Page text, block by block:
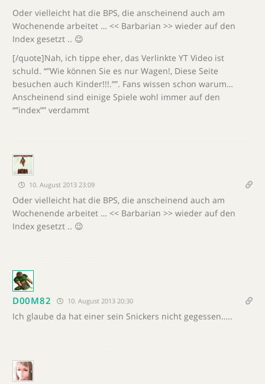
Oder vielleicht hat die BPS, die anscheinend auch am
Wochenende arbeitet … << Barbarian >> wieder auf den
Index gesetzt .. 😉
[/quote]Nah, ich tippe eher, das Verlinkte YT Video ist
schuld. “”Wie können Sie es nur Wagen!, Diese Seite
besuchen auch Kinder!!!.””. Fans wissen schon warum…
Anscheinend sind einige Spiele wohl immer auf den
“”index”” verdammt
10. August 2013 23:09
Oder vielleicht hat die BPS, die anscheinend auch am
Wochenende arbeitet … << Barbarian >> wieder auf den
Index gesetzt .. 😉
D00M82 10. August 2013 20:30
Ich glaube da hat einer sein Snickers nicht gegessen…..